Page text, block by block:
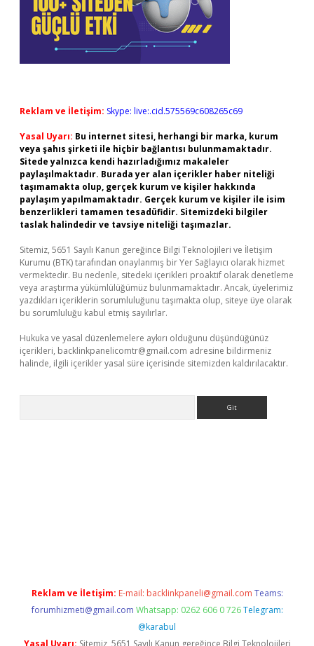
Reklam ve İletişim: Skype: live:.cid.575569c608265c69
Yasal Uyarı: Bu internet sitesi, herhangi bir marka, kurum
veya şahıs şirketi ile hiçbir bağlantısı bulunmamaktadır.
Sitede yalnızca kendi hazırladığımız makaleler
paylaşılmaktadır. Burada yer alan içerikler haber niteliği
taşımamakta olup, gerçek kurum ve kişiler hakkında
paylaşım yapılmamaktadır. Gerçek kurum ve kişiler ile isim
benzerlikleri tamamen tesadüfidir. Sitemizdeki bilgiler
taslak halindedir ve tavsiye niteliği taşımazlar.
Sitemiz, 5651 Sayılı Kanun gereğince Bilgi Teknolojileri ve İletişim
Kurumu (BTK) tarafından onaylanmış bir Yer Sağlayıcı olarak hizmet
vermektedir. Bu nedenle, sitedeki içerikleri proaktif olarak denetleme
veya araştırma yükümlülüğümüz bulunmamaktadır. Ancak, üyelerimiz
yazdıkları içeriklerin sorumluluğunu taşımakta olup, siteye üye olarak
bu sorumluluğu kabul etmiş sayılırlar.
Hukuka ve yasal düzenlemelere aykırı olduğunu düşündüğünüz
içerikleri, backlinkpanelicomtr@gmail.com adresine bildirmeniz
halinde, ilgili içerikler yasal süre içerisinde sitemizden kaldırılacaktır.
Reklam ve İletişim: E-mail: backlinkpaneli@gmail.com Teams:
forumhizmeti@gmail.com Whatsapp: 0262 606 0 726 Telegram:
@karabul
Yasal Uyarı: Sitemiz, 5651 Sayılı Kanun gereğince Bilgi Teknolojileri